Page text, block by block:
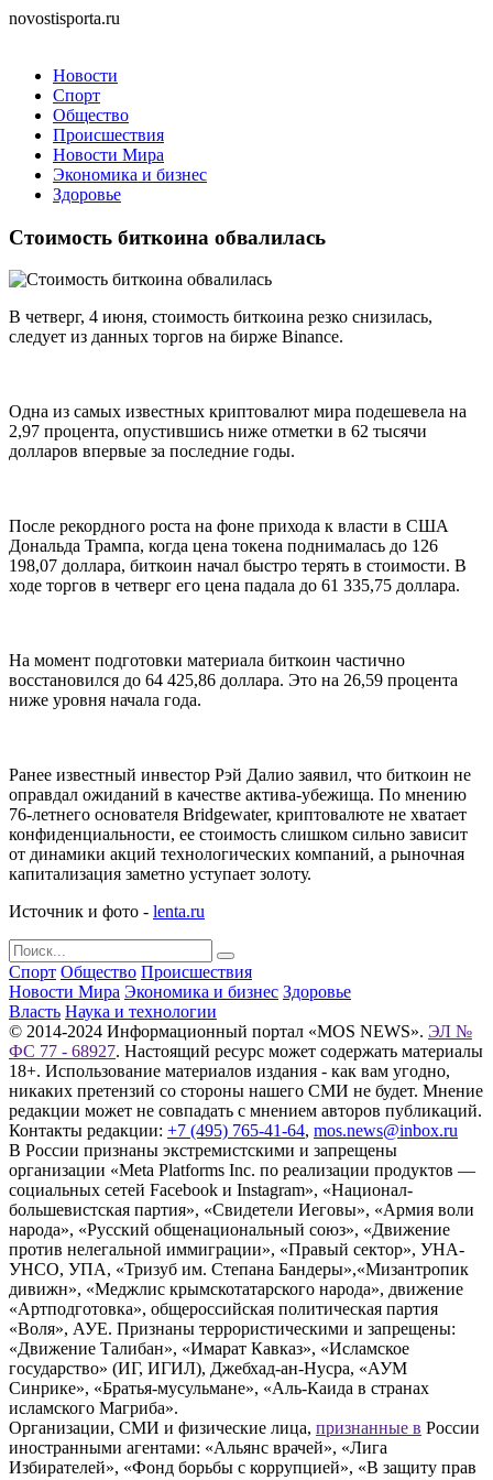
novostisporta.ru
Новости
Спорт
Общество
Происшествия
Новости Мира
Экономика и бизнес
Здоровье
Стоимость биткоина обвалилась
В четверг, 4 июня, стоимость биткоина резко снизилась,
следует из данных торгов на бирже Binance.
Одна из самых известных криптовалют мира подешевела на
2,97 процента, опустившись ниже отметки в 62 тысячи
долларов впервые за последние годы.
После рекордного роста на фоне прихода к власти в США
Дональда Трампа, когда цена токена поднималась до 126
198,07 доллара, биткоин начал быстро терять в стоимости. В
ходе торгов в четверг его цена падала до 61 335,75 доллара.
На момент подготовки материала биткоин частично
восстановился до 64 425,86 доллара. Это на 26,59 процента
ниже уровня начала года.
Ранее известный инвестор Рэй Далио заявил, что биткоин не
оправдал ожиданий в качестве актива-убежища. По мнению
76-летнего основателя Bridgewater, криптовалюте не хватает
конфиденциальности, ее стоимость слишком сильно зависит
от динамики акций технологических компаний, а рыночная
капитализация заметно уступает золоту.
Источник и фото - lenta.ru
Спорт Общество Происшествия
Новости Мира Экономика и бизнес Здоровье
Власть Наука и технологии
© 2014-2024 Информационный портал «MOS NEWS». ЭЛ №
ФС 77 - 68927. Настоящий ресурс может содержать материалы
18+. Использование материалов издания - как вам угодно,
никаких претензий со стороны нашего СМИ не будет. Мнение
редакции может не совпадать с мнением авторов публикаций.
Контакты редакции: +7 (495) 765-41-64, mos.news@inbox.ru
В России признаны экстремистскими и запрещены
организации «Meta Platforms Inc. по реализации продуктов —
социальных сетей Facebook и Instagram», «Национал-
большевистская партия», «Свидетели Иеговы», «Армия воли
народа», «Русский общенациональный союз», «Движение
против нелегальной иммиграции», «Правый сектор», УНА-
УНСО, УПА, «Тризуб им. Степана Бандеры»,«Мизантропик
дивижн», «Меджлис крымскотатарского народа», движение
«Артподготовка», общероссийская политическая партия
«Воля», АУЕ. Признаны террористическими и запрещены:
«Движение Талибан», «Имарат Кавказ», «Исламское
государство» (ИГ, ИГИЛ), Джебхад-ан-Нусра, «АУМ
Синрике», «Братья-мусульмане», «Аль-Каида в странах
исламского Магриба».
Организации, СМИ и физические лица, признанные в России
иностранными агентами: «Альянс врачей», «Лига
Избирателей», «Фонд борьбы с коррупцией», «В защиту прав